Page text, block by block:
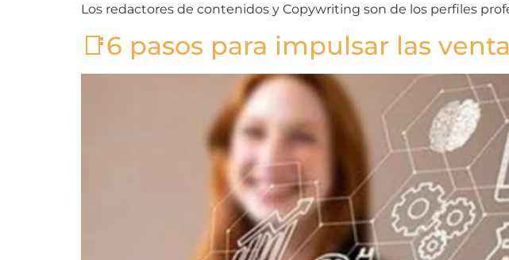
Los redactores de contenidos y Copywriting son de los perfiles
📑6 pasos para impulsar las